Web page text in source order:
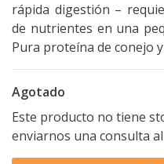
rápida digestión –
de nutrientes en una
Pura proteína de conejo
Agotado
Este producto no tiene
enviarnos una consulta